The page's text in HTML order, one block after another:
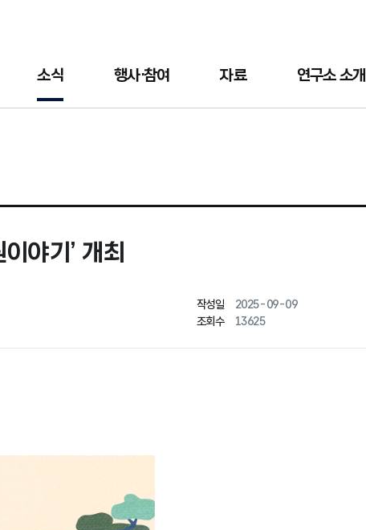
소식 행사·참여 자료 연구소 소개
야기’ 개최
작성일
2025-09-09
조회수 13625